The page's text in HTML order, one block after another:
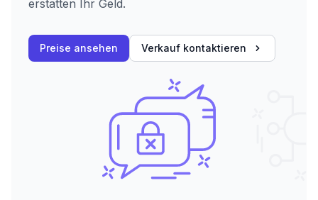
erstatten Ihr Geld.
Preise ansehen Verkauf kontaktieren